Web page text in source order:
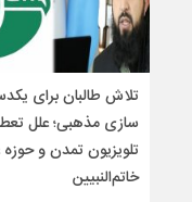
تلاش طالبان برای
سازی مذهبی؛ علل
تلویزیون تمدن و حوزه
خاتم‌النبیین